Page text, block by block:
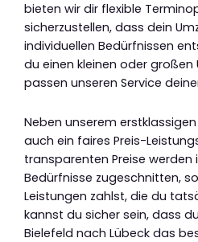
bieten wir dir flexible
sicherzustellen, dass dein
individuellen Bedürfnissen
du einen kleinen oder großen
passen unseren Service
Neben unserem
auch ein faires Preis-
transparenten Preise werden
Bedürfnisse zugeschnitten,
Leistungen zahlst, die du
kannst du sicher sein, dass
Bielefeld nach Lübeck das